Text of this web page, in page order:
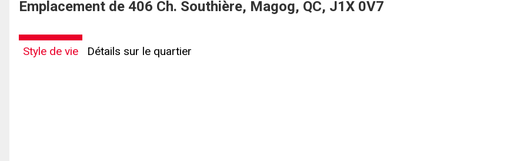
Emplacement de 406 Ch. Southière, Magog, QC, J1X 0V7
Style de vie Détails sur le quartier